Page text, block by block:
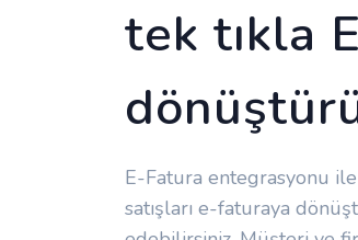
tek tıkla
E-Fatura entegrasyonu
satışları e-faturaya